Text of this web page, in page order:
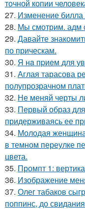
точной копии
27. Изменение билла
28. Мы смотрим. адм
29. Давайте
по прическам.
30. Я нa пpиeм для
31. Аглая тарасова
полупрозрачном
32. Не меняй черты
33. Первый образ
придерживаясь ее
34. Молодая
в темном переулке
цвета.
35. Промпт 1:
36. Изображение
37. Олег табаков
поппинс, до